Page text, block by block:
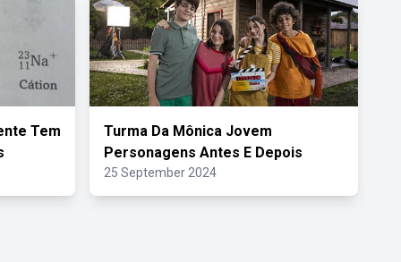
Tem
Turma Da Mônica Jovem
Personagens Antes E Depois
25 September 2024